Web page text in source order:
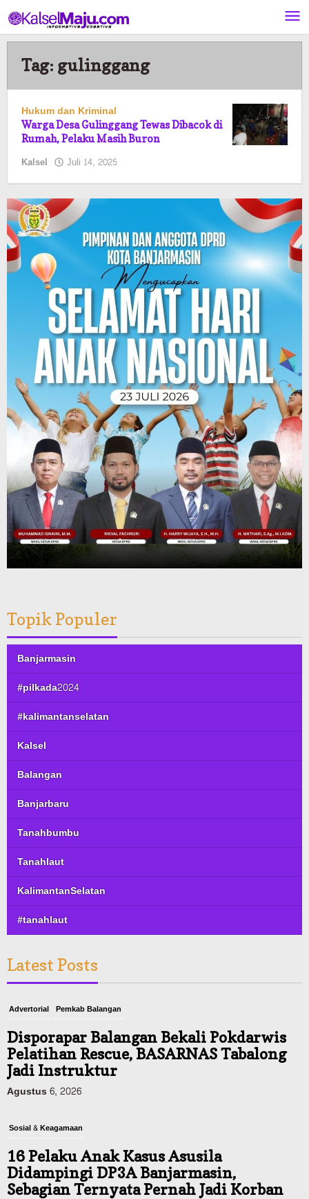
ke
konten
Tag: gulinggang
Hukum dan Kriminal
Warga Desa Gulinggang Tewas Dibacok di
Rumah, Pelaku Masih Buron
Kalsel Juli 14, 2025
Topik Populer
Banjarmasin
#pilkada2024
#kalimantanselatan
Kalsel
Balangan
Banjarbaru
Tanahbumbu
Tanahlaut
KalimantanSelatan
#tanahlaut
Latest Posts
Advertorial Pemkab Balangan
Disporapar Balangan Bekali Pokdarwis
Pelatihan Rescue, BASARNAS Tabalong
Jadi Instruktur
Agustus 6, 2026
Sosial & Keagamaan
16 Pelaku Anak Kasus Asusila
Didampingi DP3A Banjarmasin,
Sebagian Ternyata Pernah Jadi Korban